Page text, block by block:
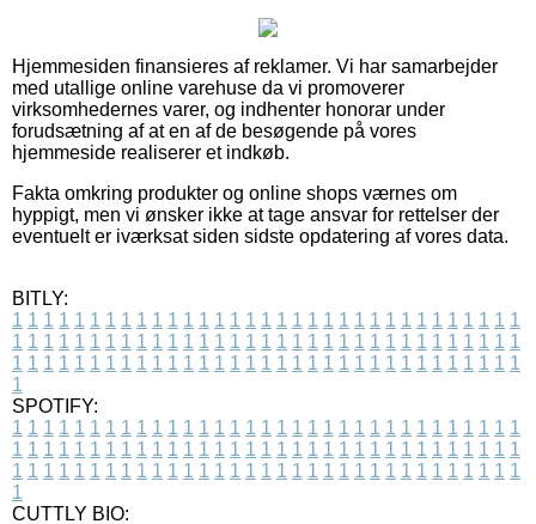
Hjemmesiden finansieres af reklamer. Vi har samarbejder
med utallige online varehuse da vi promoverer
virksomhedernes varer, og indhenter honorar under
forudsætning af at en af de besøgende på vores
hjemmeside realiserer et indkøb.
Fakta omkring produkter og online shops værnes om
hyppigt, men vi ønsker ikke at tage ansvar for rettelser der
eventuelt er iværksat siden sidste opdatering af vores data.
BITLY:
1 1 1 1 1 1 1 1 1 1 1 1 1 1 1 1 1 1 1 1 1 1 1 1 1 1 1 1 1 1 1 1 1
1 1 1 1 1 1 1 1 1 1 1 1 1 1 1 1 1 1 1 1 1 1 1 1 1 1 1 1 1 1 1 1 1
1 1 1 1 1 1 1 1 1 1 1 1 1 1 1 1 1 1 1 1 1 1 1 1 1 1 1 1 1 1 1 1 1
1
SPOTIFY:
1 1 1 1 1 1 1 1 1 1 1 1 1 1 1 1 1 1 1 1 1 1 1 1 1 1 1 1 1 1 1 1 1
1 1 1 1 1 1 1 1 1 1 1 1 1 1 1 1 1 1 1 1 1 1 1 1 1 1 1 1 1 1 1 1 1
1 1 1 1 1 1 1 1 1 1 1 1 1 1 1 1 1 1 1 1 1 1 1 1 1 1 1 1 1 1 1 1 1
1
CUTTLY BIO: